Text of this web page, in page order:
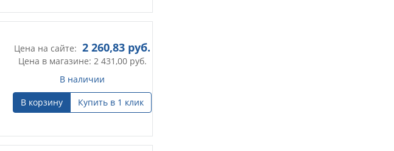
Цена на сайте: 2 260,83 руб.
Цена в магазине: 2 431,00руб.
В наличии
В корзину
Купить в 1 клик